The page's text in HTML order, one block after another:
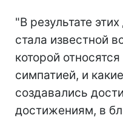
"В результате
стала известной
которой
симпатией, и
создавались
достижениям, в